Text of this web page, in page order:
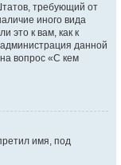
требующий от
иного вида
это к вам, как к
данной
вопрос «С кем
имя, под